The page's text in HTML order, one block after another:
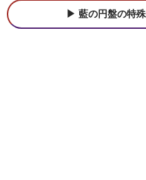
藍の円盤の特